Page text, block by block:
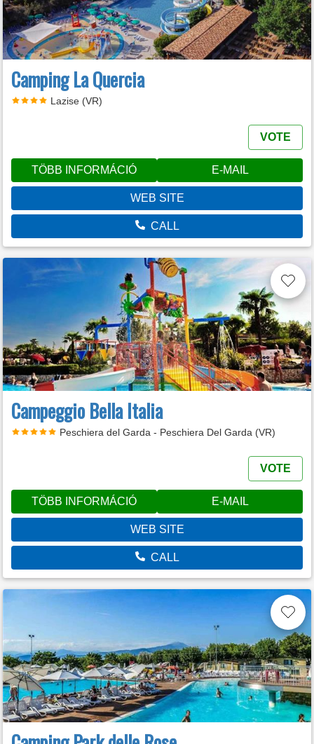
Camping La Quercia
Lazise (VR)
VOTE
TÖBB INFORMÁCIÓ E-MAIL
WEB SITE
CALL
Campeggio Bella Italia
Peschiera del Garda - Peschiera Del Garda (VR)
VOTE
TÖBB INFORMÁCIÓ E-MAIL
WEB SITE
CALL